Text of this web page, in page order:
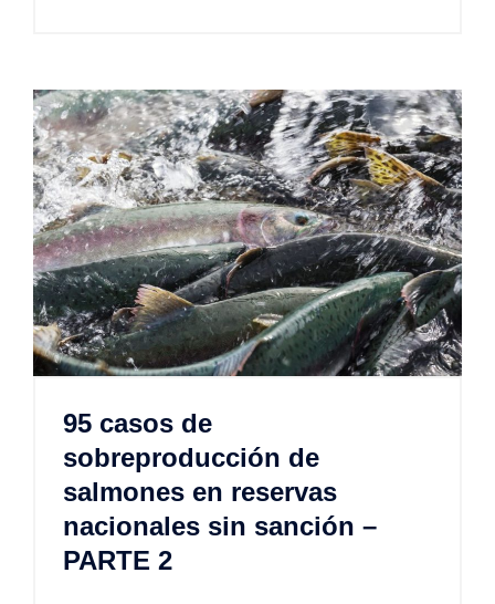
95 casos de
sobreproducción de
salmones en reservas
nacionales sin sanción –
PARTE 2